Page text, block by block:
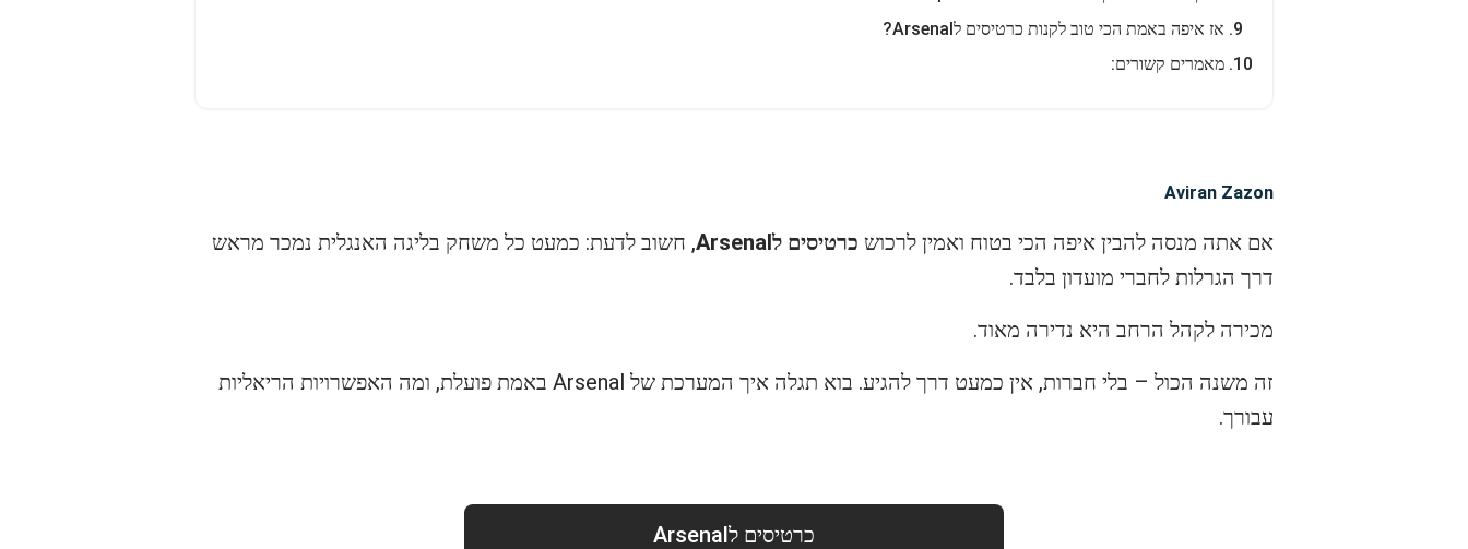
אז איפה באמת הכי טוב לקנות כרטיסים לArsenal?
מאמרים קשורים:
Aviran Zazon
אם אתה מנסה להבין איפה הכי בטוח ואמין לרכוש כרטיסים לArsenal
, חשוב לדעת: כמעט כל משחק בליגה האנגלית נמכר מראש
דרך הגרלות לחברי מועדון בלבד.
מכירה לקהל הרחב היא נדירה מאוד.
זה משנה הכול – בלי חברות, אין כמעט דרך להגיע. בוא תגלה איך המערכת של Arsenal באמת פועלת, ומה האפשרויות הריאליות
עבורך.
כרטיסים לArsenal